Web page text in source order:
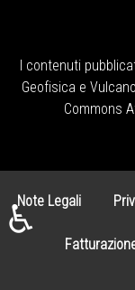
I contenuti
Geofisica e
Commons
Note Legali